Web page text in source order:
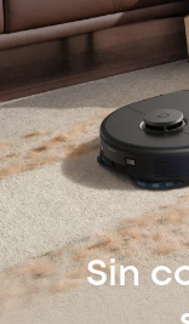
Sin